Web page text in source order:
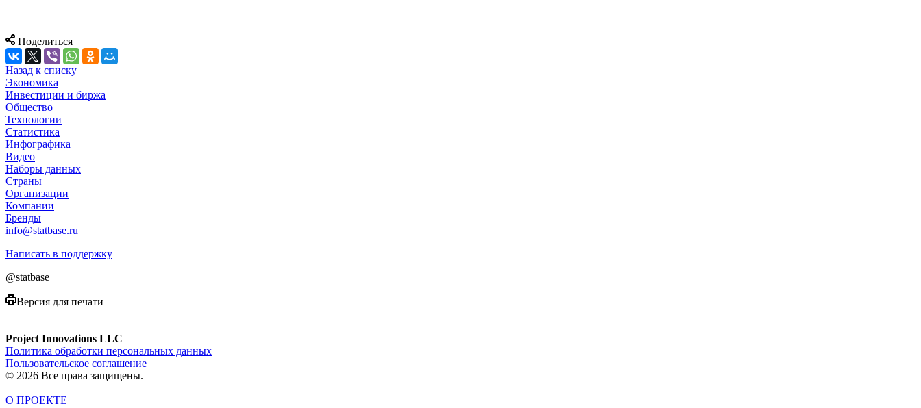
Поделиться
Назад к списку
Экономика
Инвестиции и биржа
Общество
Технологии
Cтатистика
Инфографика
Видео
Наборы данных
Страны
Организации
Компании
Бренды
info@statbase.ru
Написать в поддержку
@statbase
Версия для печати
Project Innovations LLC
Политика обработки персональных данных
Пользовательское соглашение
© 2026 Все права защищены.
О ПРОЕКТЕ